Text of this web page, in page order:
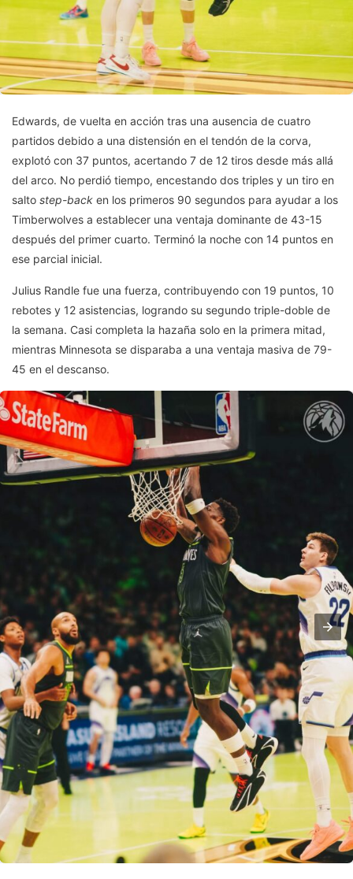
Edwards, de vuelta en acción tras una ausencia de cuatro
partidos debido a una distensión en el tendón de la corva,
explotó con 37 puntos, acertando 7 de 12 tiros desde más allá
del arco. No perdió tiempo, encestando dos triples y un tiro en
salto step-back en los primeros 90 segundos para ayudar a los
Timberwolves a establecer una ventaja dominante de 43-15
después del primer cuarto. Terminó la noche con 14 puntos en
ese parcial inicial.
Julius Randle fue una fuerza, contribuyendo con 19 puntos, 10
rebotes y 12 asistencias, logrando su segundo triple-doble de
la semana. Casi completa la hazaña solo en la primera mitad,
mientras Minnesota se disparaba a una ventaja masiva de 79-
45 en el descanso.